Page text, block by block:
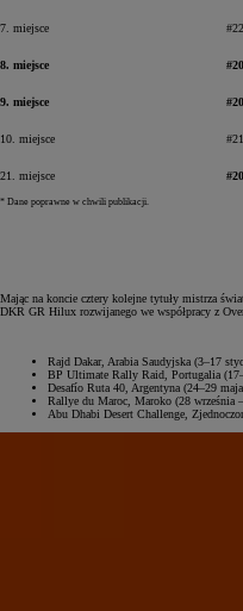
Yaris Cross
7. miejsce
8. miejsce
9. miejsce
10. miejsce
21. miejsce
* Dane poprawne w chwili publikacji.
Mając na koncie cztery kolejne tytuły mistrza
DKR GR Hilux rozwijanego we współpracy z
Rajd Dakar, Arabia Saudyjska (3–17
BP Ultimate Rally Raid, Portugalia
Desafío Ruta 40, Argentyna (24–29
Rallye du Maroc, Maroko (28 września
Abu Dhabi Desert Challenge,